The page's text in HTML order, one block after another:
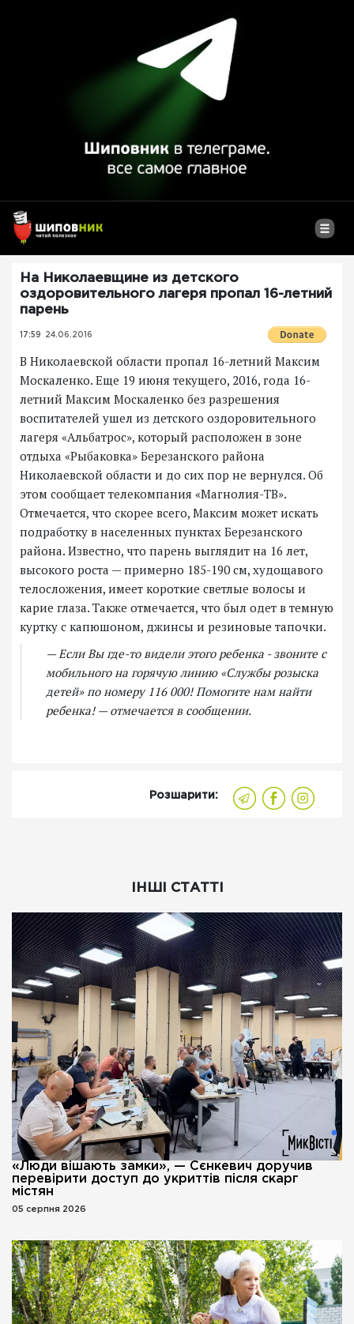
На Николаевщине из детского
оздоровительного лагеря пропал 16-летний
парень
17:59 24.06.2016
В Николаевской области пропал 16-летний Максим
Москаленко. Еще 19 июня текущего, 2016, года 16-
летний Максим Москаленко без разрешения
воспитателей ушел из детского оздоровительного
лагеря «Альбатрос», который расположен в зоне
отдыха «Рыбаковка» Березанского района
Николаевской области и до сих пор не вернулся. Об
этом сообщает телекомпания «Магнолия-ТВ».
Отмечается, что скорее всего, Максим может искать
подработку в населенных пунктах Березанского
района. Известно, что парень выглядит на 16 лет,
высокого роста — примерно 185-190 см, худощавого
телосложения, имеет короткие светлые волосы и
карие глаза. Также отмечается, что был одет в темную
куртку с капюшоном, джинсы и резиновые тапочки.
— Если Вы где-то видели этого ребенка - звоните с
мобильного на горячую линию «Службы розыска
детей» по номеру 116 000! Помогите нам найти
ребенка! — отмечается в сообщении.
Розшарити:
ІНШІ СТАТТІ
«Люди вішають замки», — Сєнкевич доручив
перевірити доступ до укриттів після скарг
містян
05 серпня 2026